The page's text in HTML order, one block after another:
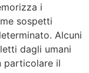
i
sospetti
Alcuni
dagli umani
particolare il